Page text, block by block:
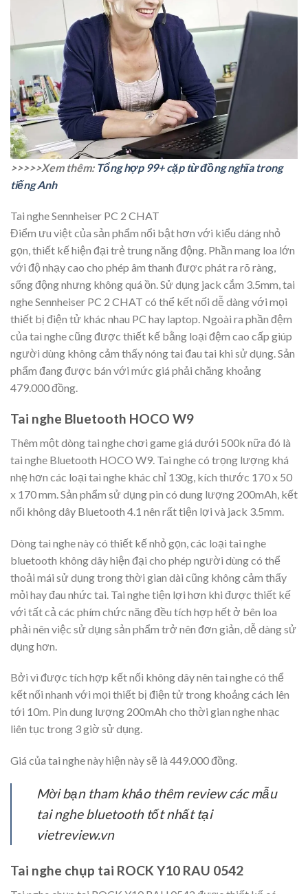
>>>>>Xem thêm: Tổng hợp 99+ cặp từ đồng nghĩa trong
tiếng Anh
Tai nghe Sennheiser PC 2 CHAT
Điểm ưu việt của sản phẩm nổi bật hơn với kiểu dáng nhỏ
gọn, thiết kế hiện đại trẻ trung năng động. Phần mang loa lớn
với độ nhạy cao cho phép âm thanh được phát ra rõ ràng,
sống động nhưng không quá ồn. Sử dụng jack cắm 3.5mm, tai
nghe Sennheiser PC 2 CHAT có thể kết nối dễ dàng với mọi
thiết bị điện tử khác nhau PC hay laptop. Ngoài ra phần đệm
của tai nghe cũng được thiết kế bằng loại đệm cao cấp giúp
người dùng không cảm thấy nóng tai đau tai khi sử dụng. Sản
phẩm đang được bán với mức giá phải chăng khoảng
479.000 đồng.
Tai nghe Bluetooth HOCO W9
Thêm một dòng tai nghe chơi game giá dưới 500k nữa đó là
tai nghe Bluetooth HOCO W9. Tai nghe có trọng lượng khá
nhẹ hơn các loại tai nghe khác chỉ 130g, kích thước 170 x 50
x 170 mm. Sản phẩm sử dụng pin có dung lượng 200mAh, kết
nối không dây Bluetooth 4.1 nên rất tiện lợi và jack 3.5mm.
Dòng tai nghe này có thiết kế nhỏ gọn, các loại tai nghe
bluetooth không dây hiện đại cho phép người dùng có thể
thoải mái sử dụng trong thời gian dài cũng không cảm thấy
mỏi hay đau nhức tai. Tai nghe tiện lợi hơn khi được thiết kế
với tất cả các phím chức năng đều tích hợp hết ở bên loa
phải nên việc sử dụng sản phẩm trở nên đơn giản, dễ dàng sử
dụng hơn.
Bởi vì được tích hợp kết nối không dây nên tai nghe có thể
kết nối nhanh với mọi thiết bị điện tử trong khoảng cách lên
tới 10m. Pin dung lượng 200mAh cho thời gian nghe nhạc
liên tục trong 3 giờ sử dụng.
Giá của tai nghe này hiện này sẽ là 449.000 đồng.
Mời bạn tham khảo thêm review các mẫu
tai nghe bluetooth tốt nhất tại
vietreview.vn
Tai nghe chụp tai ROCK Y10 RAU 0542